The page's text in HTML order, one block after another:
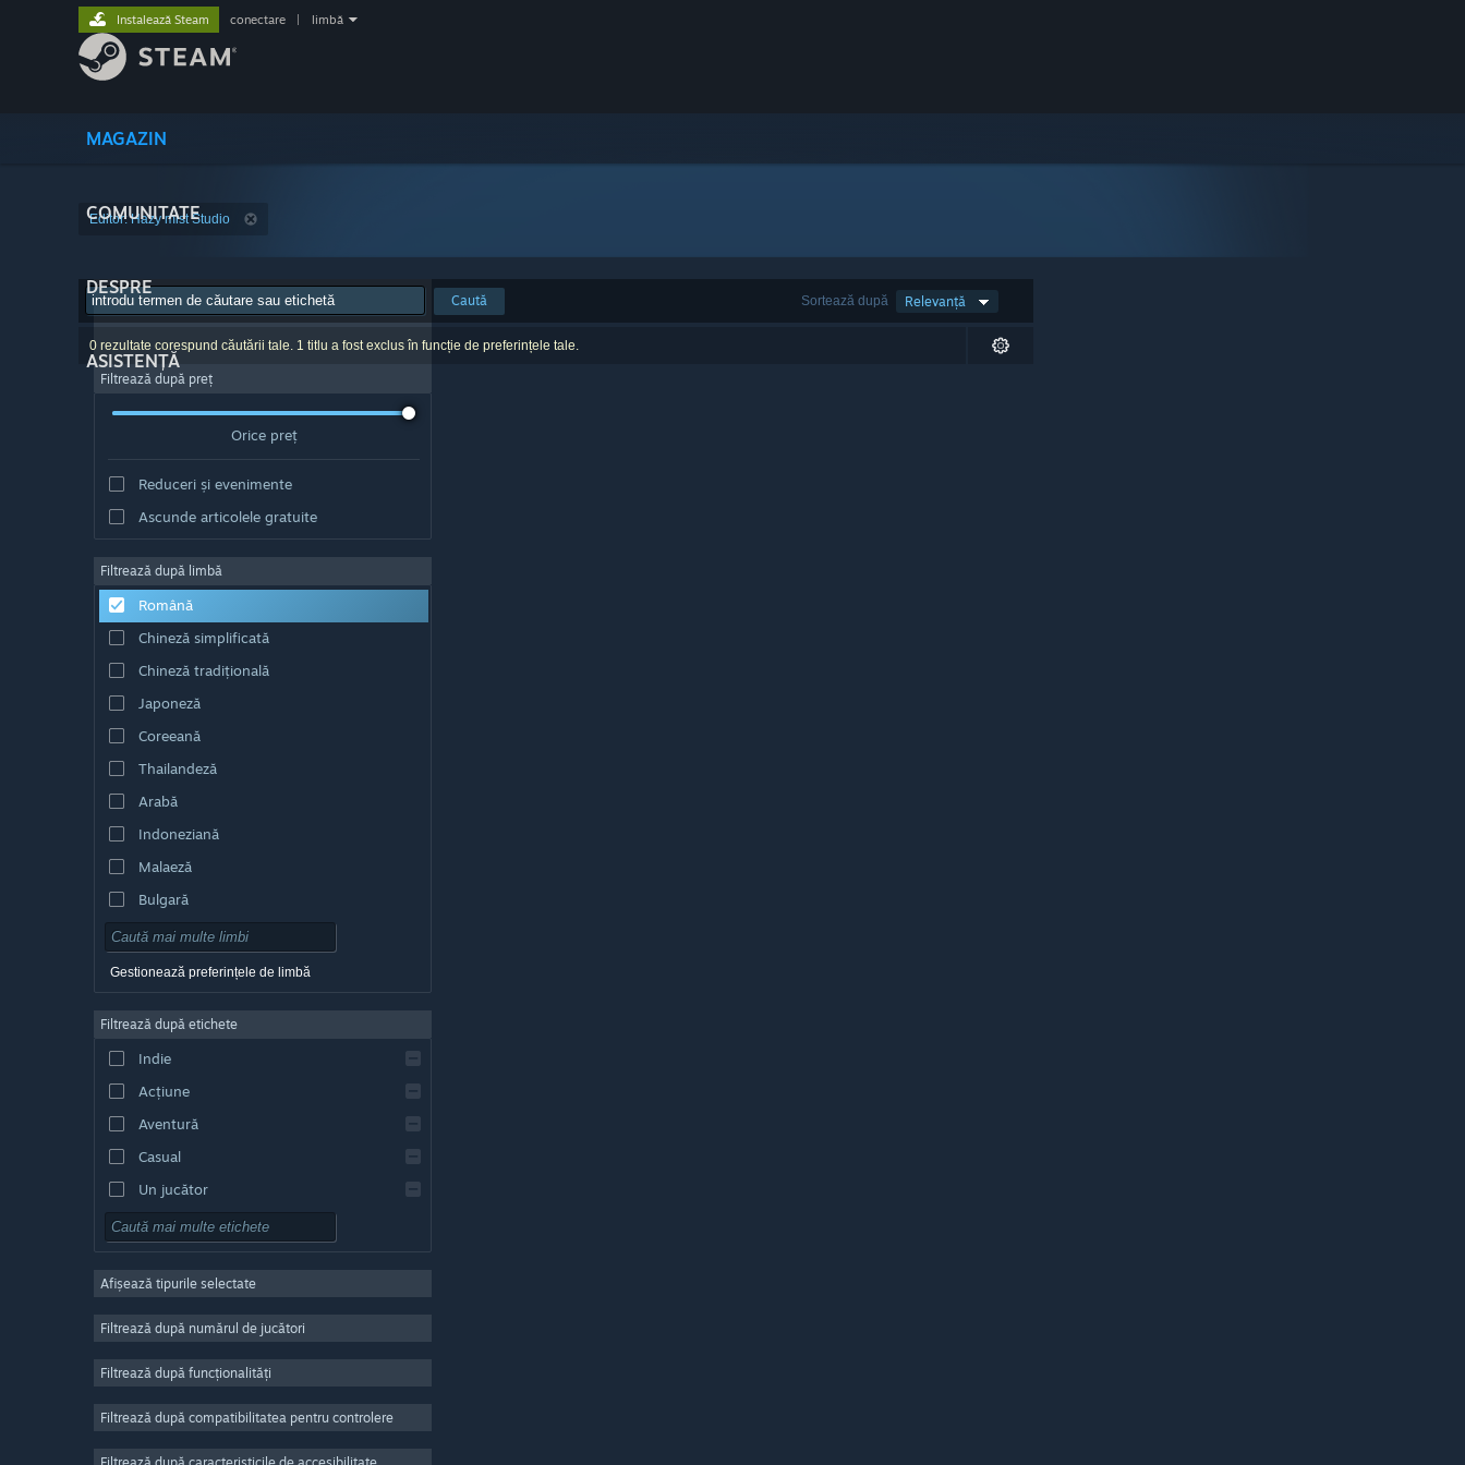
MAGAZIN
COMUNITATE
DESPRE
ASISTENȚĂ
Instalează Steam conectare limbă
Editor: Hazy mist Studio
Sortează după Relevanță
Caută
0 rezultate corespund căutării tale. 1 titlu a fost exclus în funcție de preferințele tale.
Filtrează după preț
Orice preț
Reduceri și evenimente
Ascunde articolele gratuite
Filtrează după limbă
Română
Chineză simplificată
Chineză tradițională
Japoneză
Coreeană
Thailandeză
Arabă
Indoneziană
Malaeză
Bulgară
Cehă
Daneză
Engleză
Spaniolă - Spania
Spaniolă - America Latină
Gestionează preferințele de limbă
Filtrează după etichete
Indie
Acțiune
Aventură
Casual
Un jucător
Simulare
Strategie
2D
Gratuit
Afișează tipurile selectate
Filtrează după numărul de jucători
Filtrează după funcționalități
Filtrează după compatibilitatea pentru controlere